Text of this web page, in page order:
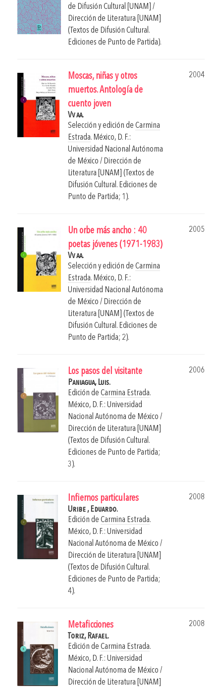
de Difusión Cultural [UNAM] /
Dirección de Literatura [UNAM]
(Textos de Difusión Cultural.
Ediciones de Punto de Partida).
Moscas, niñas y otros
muertos. Antología de
cuento joven
2004
Vv aa.
Selección y edición de Carmina
Estrada. México, D. F.:
Universidad Nacional Autónoma
de México / Dirección de
Literatura [UNAM] (Textos de
Difusión Cultural. Ediciones de
Punto de Partida; 1).
Un orbe más ancho : 40
poetas jóvenes (1971-1983)
2005
Vv aa.
Selección y edición de Carmina
Estrada. México, D. F.:
Universidad Nacional Autónoma
de México / Dirección de
Literatura [UNAM] (Textos de
Difusión Cultural. Ediciones de
Punto de Partida; 2).
Los pasos del visitante
2006
Paniagua, Luis.
Edición de Carmina Estrada.
México, D. F.: Universidad
Nacional Autónoma de México /
Dirección de Literatura [UNAM]
(Textos de Difusión Cultural.
Ediciones de Punto de Partida;
3).
Infiernos particulares
2008
Uribe , Eduardo.
Edición de Carmina Estrada.
México, D. F.: Universidad
Nacional Autónoma de México /
Dirección de Literatura [UNAM]
(Textos de Difusión Cultural.
Ediciones de Punto de Partida;
4).
Metaficciones
2008
Toriz, Rafael.
Edición de Carmina Estrada.
México, D. F.: Universidad
Nacional Autónoma de México /
Dirección de Literatura [UNAM]